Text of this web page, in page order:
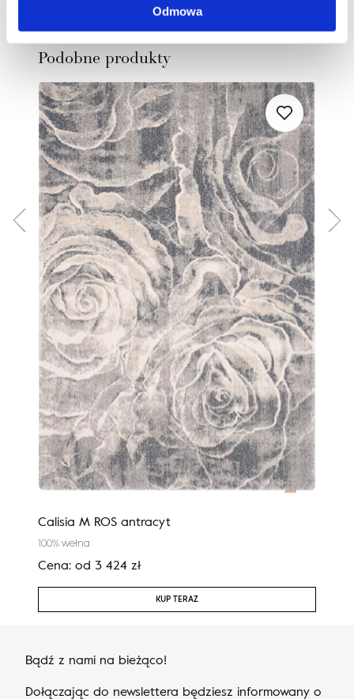
Odmowa
Zobacz
Podobne produkty
Calisia M ROS antracyt
100% wełna
Cena: od 3 424 zł
KUP TERAZ
Bądź z nami na bieżąco!
Dołączając do newslettera będziesz informowany o